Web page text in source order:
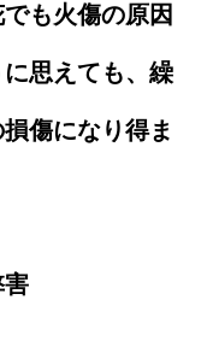
も火傷の原因
思えても、繰
傷になり得ま
害